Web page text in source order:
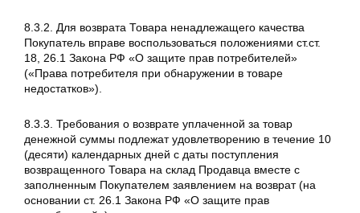
8.3.2. Для возврата Товара ненадлежащего качества
Покупатель вправе воспользоваться положениями ст.ст.
18, 26.1 Закона РФ «О защите прав потребителей»
(«Права потребителя при обнаружении в товаре
недостатков»).
8.3.3. Требования о возврате уплаченной за товар
денежной суммы подлежат удовлетворению в течение 10
(десяти) календарных дней с даты поступления
возвращенного Товара на склад Продавца вместе с
заполненным Покупателем заявлением на возврат (на
основании ст. 26.1 Закона РФ «О защите прав